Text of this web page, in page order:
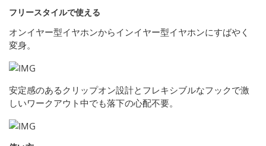
フリースタイルで使える
オンイヤー型イヤホンからインイヤー型イヤホンにすばやく
変身。
安定感のあるクリップオン設計とフレキシブルなフックで激
しいワークアウト中でも落下の心配不要。